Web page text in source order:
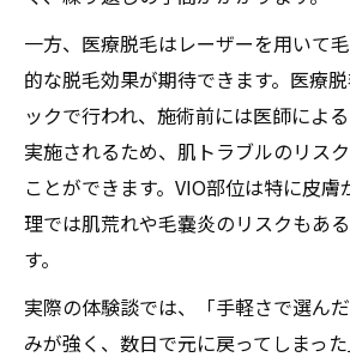
一方、医療脱毛はレーザーを用いて
的な脱毛効果が期待できます。医療
ックで行われ、施術前には医師によ
実施されるため、肌トラブルのリス
ことができます。VIO部位は特に皮膚
理では肌荒れや毛嚢炎のリスクもあ
す。
実際の体験談では、「手軽さで選ん
みが強く、数日で元に戻ってしまっ